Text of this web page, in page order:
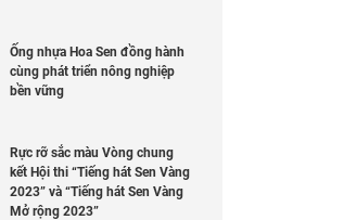
Ống nhựa Hoa Sen đồng hành
cùng phát triển nông nghiệp
bền vững
Rực rỡ sắc màu Vòng chung
kết Hội thi “Tiếng hát Sen Vàng
2023” và “Tiếng hát Sen Vàng
Mở rộng 2023”